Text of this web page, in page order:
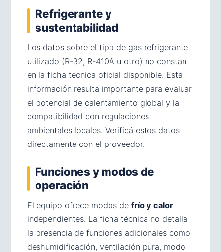
Refrigerante y
sustentabilidad
Los datos sobre el tipo de gas refrigerante
utilizado (R-32, R-410A u otro) no constan
en la ficha técnica oficial disponible. Esta
información resulta importante para evaluar
el potencial de calentamiento global y la
compatibilidad con regulaciones
ambientales locales. Verificá estos datos
directamente con el proveedor.
Funciones y modos de
operación
El equipo ofrece modos de frío y calor
independientes. La ficha técnica no detalla
la presencia de funciones adicionales como
deshumidificación, ventilación pura, modo